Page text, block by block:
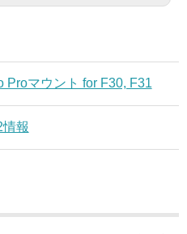
Proマウント for F30, F31
情報